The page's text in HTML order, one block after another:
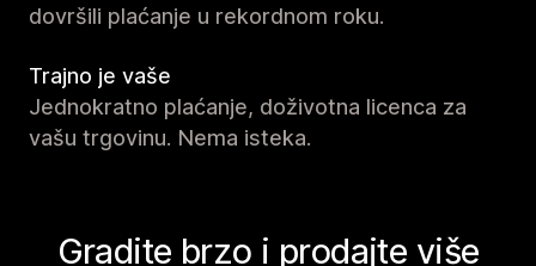
dovršili plaćanje u rekordnom roku.
Trajno je vaše
Jednokratno plaćanje, doživotna licenca za
vašu trgovinu. Nema isteka.
Gradite brzo i prodajte više